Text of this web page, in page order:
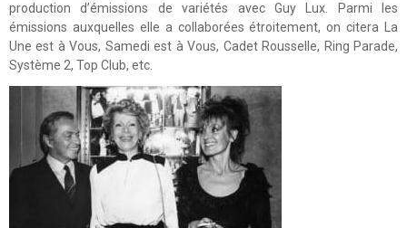
production d’émissions de variétés avec Guy Lux. Parmi les
émissions auxquelles elle a collaborées étroitement, on citera La
Une est à Vous, Samedi est à Vous, Cadet Rousselle, Ring Parade,
Système 2, Top Club, etc.